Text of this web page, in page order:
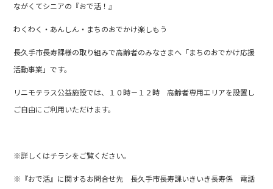
ながくてシニアの『おで活！』
わくわく・あんしん・まちのおでかけ楽しもう
長久手市長寿課様の取り組みで高齢者のみなさまへ「まちのおでかけ応援
活動事業」です。
リニモテラス公益施設では、１０時－１２時 高齢者専用エリアを設置し
ご自由にご利用いただけます。
※詳しくはチラシをご覧ください。
※『おで活』に関するお問合せ先 長久手市長寿課いきいき長寿係 電話